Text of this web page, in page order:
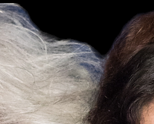
p O
P
O I